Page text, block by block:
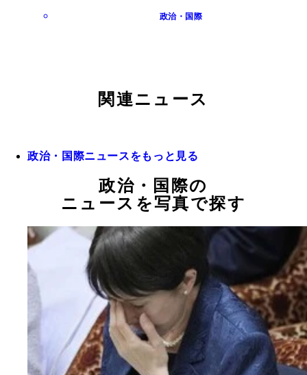
政治・国際
関連ニュース
政治・国際ニュースをもっと見る
政治・国際の
ニュースを写真で探す